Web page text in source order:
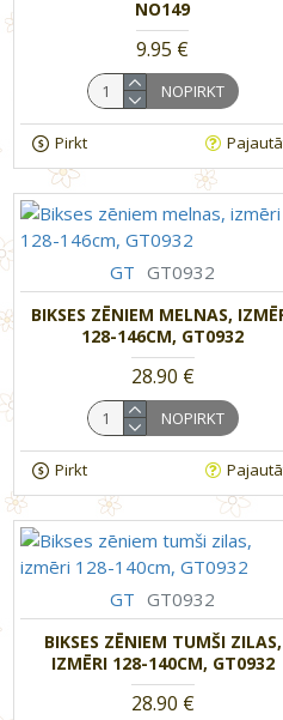
NO149
9.95 €
NOPIRKT
Pirkt
GT GT0932
BIKSES ZĒNIEM MELNAS,
128-146CM, GT0932
28.90 €
NOPIRKT
Pirkt
GT GT0932
BIKSES ZĒNIEM TUMŠI ZILAS,
IZMĒRI 128-140CM, GT0932
28.90 €